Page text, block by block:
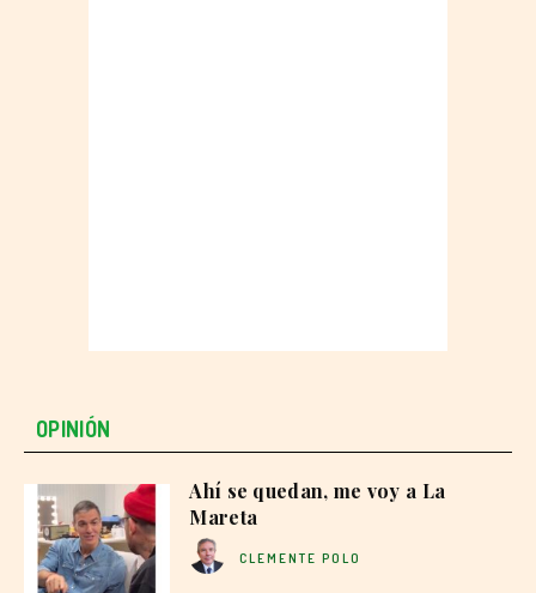
OPINIÓN
Ahí se quedan, me voy a La
Mareta
CLEMENTE POLO